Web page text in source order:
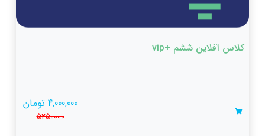
کلاس آفلاین ششم +vip
4,000,000 تومان
5250000